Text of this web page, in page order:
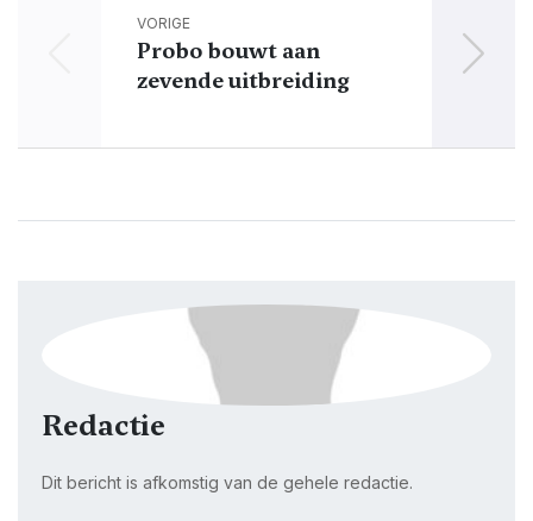
VORIGE
Probo bouwt aan
zevende uitbreiding
Redactie
Dit bericht is afkomstig van de gehele redactie.